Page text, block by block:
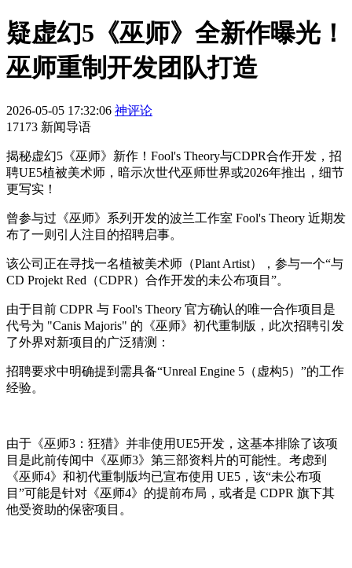
疑虚幻5《巫师》全新作曝光！
巫师重制开发团队打造
2026-05-05 17:32:06 神评论
17173 新闻导语
揭秘虚幻5《巫师》新作！Fool's Theory与CDPR合作开发，招
聘UE5植被美术师，暗示次世代巫师世界或2026年推出，细节
更写实！
曾参与过《巫师》系列开发的波兰工作室 Fool's Theory 近期发
布了一则引人注目的招聘启事。
该公司正在寻找一名植被美术师（Plant Artist），参与一个“与
CD Projekt Red（CDPR）合作开发的未公布项目”。
由于目前 CDPR 与 Fool's Theory 官方确认的唯一合作项目是
代号为 "Canis Majoris" 的《巫师》初代重制版，此次招聘引发
了外界对新项目的广泛猜测：
招聘要求中明确提到需具备“Unreal Engine 5（虚构5）”的工作
经验。
由于《巫师3：狂猎》并非使用UE5开发，这基本排除了该项
目是此前传闻中《巫师3》第三部资料片的可能性。考虑到
《巫师4》和初代重制版均已宣布使用 UE5，该“未公布项
目”可能是针对《巫师4》的提前布局，或者是 CDPR 旗下其
他受资助的保密项目。